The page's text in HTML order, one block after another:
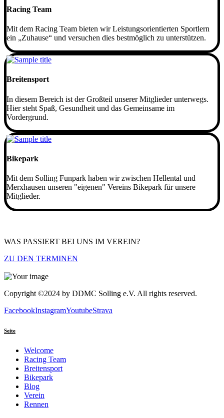
Racing Team
Mit dem Racing Team bieten wir Leistungsorientierten Sportlern
ein „Zuhause“ und versuchen dies bestmöglich zu unterstützen.
Breitensport
In diesem Bereich ist der Großteil unserer Mitglieder unterwegs.
Hier steht Spaß, Gesundheit und das Gemeinsame im
Vordergrund.
Bikepark
Mit dem Solling Funpark haben wir zwischen Hellental und
Merxhausen unseren "eigenen" Vereins Bikepark für unsere
Mitglieder.
WAS PASSIERT BEI UNS IM VEREIN?
ZU DEN TERMINEN
Copyright ©2024 by DDMC Solling e.V. All rights reserved.
FacebookInstagramYoutubeStrava
Seite
Welcome
Racing Team
Breitensport
Bikepark
Blog
Verein
Rennen